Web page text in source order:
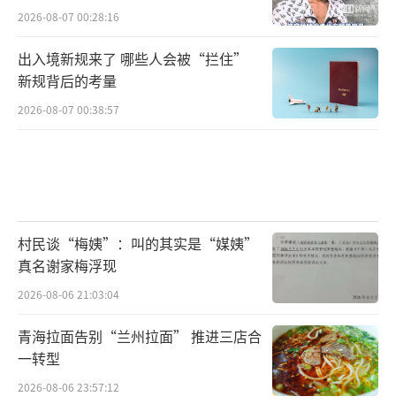
2026-08-07 00:28:16
出入境新规来了 哪些人会被“拦住”
新规背后的考量
2026-08-07 00:38:57
村民谈“梅姨”：叫的其实是“媒姨”
真名谢家梅浮现
2026-08-06 21:03:04
青海拉面告别“兰州拉面” 推进三店合
一转型
2026-08-06 23:57:12